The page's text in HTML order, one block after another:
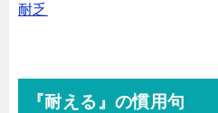
耐乏
『耐える』の慣用句